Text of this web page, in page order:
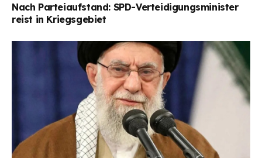
Nach Parteiaufstand: SPD-Verteidigungsminister
reist in Kriegsgebiet